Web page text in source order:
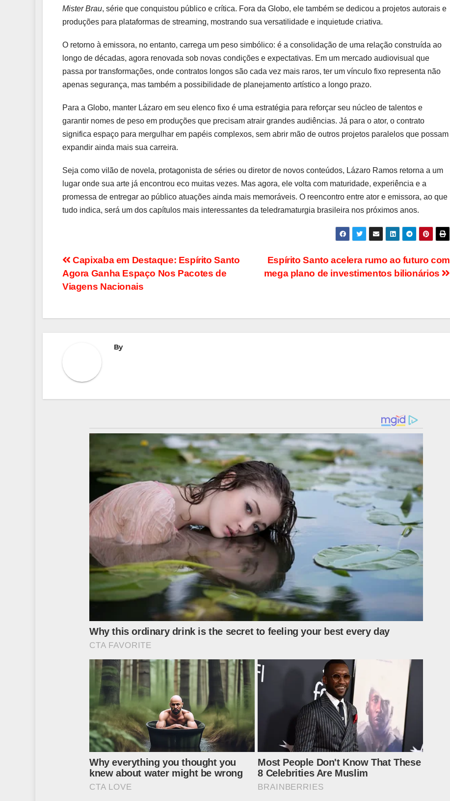
Mister Brau, série que conquistou público e crítica. Fora da Globo, ele também se dedicou a projetos autorais e
produções para plataformas de streaming, mostrando sua versatilidade e inquietude criativa.
O retorno à emissora, no entanto, carrega um peso simbólico: é a consolidação de uma relação construída ao
longo de décadas, agora renovada sob novas condições e expectativas. Em um mercado audiovisual que
passa por transformações, onde contratos longos são cada vez mais raros, ter um vínculo fixo representa não
apenas segurança, mas também a possibilidade de planejamento artístico a longo prazo.
Para a Globo, manter Lázaro em seu elenco fixo é uma estratégia para reforçar seu núcleo de talentos e
garantir nomes de peso em produções que precisam atrair grandes audiências. Já para o ator, o contrato
significa espaço para mergulhar em papéis complexos, sem abrir mão de outros projetos paralelos que possam
expandir ainda mais sua carreira.
Seja como vilão de novela, protagonista de séries ou diretor de novos conteúdos, Lázaro Ramos retorna a um
lugar onde sua arte já encontrou eco muitas vezes. Mas agora, ele volta com maturidade, experiência e a
promessa de entregar ao público atuações ainda mais memoráveis. O reencontro entre ator e emissora, ao que
tudo indica, será um dos capítulos mais interessantes da teledramaturgia brasileira nos próximos anos.
Navegação
de
Espírito Santo acelera rumo ao futuro com
mega plano de investimentos bilionários
Capixaba em Destaque: Espírito Santo
Agora Ganha Espaço Nos Pacotes de
Viagens Nacionais
By